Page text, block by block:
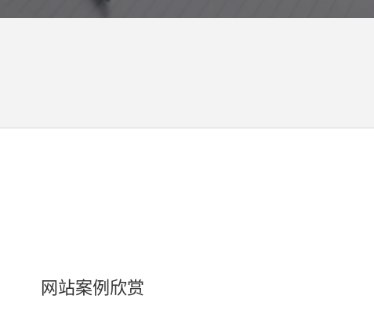
网站案例欣赏